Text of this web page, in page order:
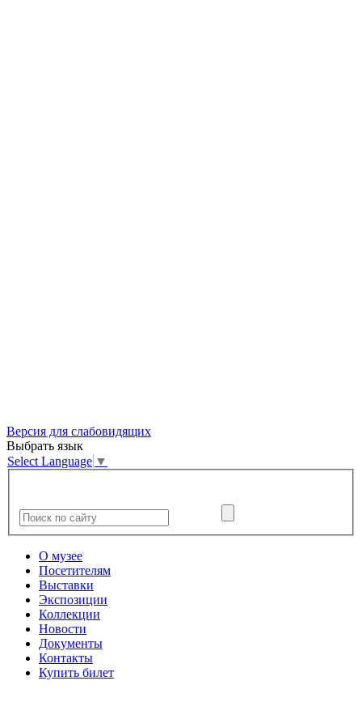
Версия для слабовидящих
Выбрать язык
Select Language ▼
О музее
Посетителям
Выставки
Экспозиции
Коллекции
Новости
Документы
Контакты
Купить билет